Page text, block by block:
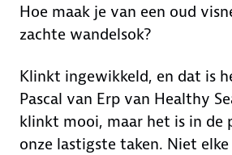
Hoe maak je van een oud
zachte wandelsok?
Klinkt ingewikkeld, en dat is
Pascal van Erp van Healthy
klinkt mooi, maar het is in de
onze lastigste taken. Niet